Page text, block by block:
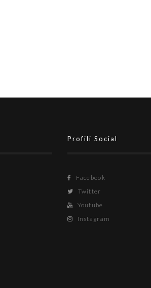
Profili Social
Facebook
Twitter
Youtube
Instagram